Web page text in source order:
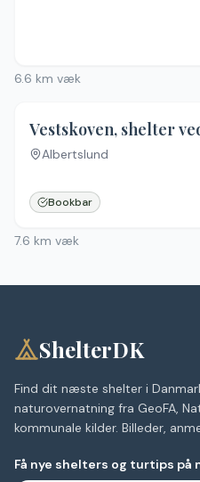
6.6 km væk
Vestskoven, shelter
Albertslund
Bookbar
7.6 km væk
ShelterDK
Find dit næste shelter i
naturovernatning fra GeoFA,
kommunale kilder. Billeder,
Få nye shelters og turtips på